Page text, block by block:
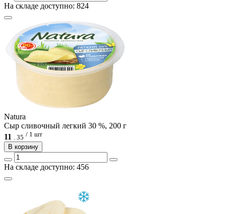
На складе доступно: 824
Natura
Сыр сливочный легкий 30 %, 200 г
11 . 35 / 1 шт
В корзину
На складе доступно: 456